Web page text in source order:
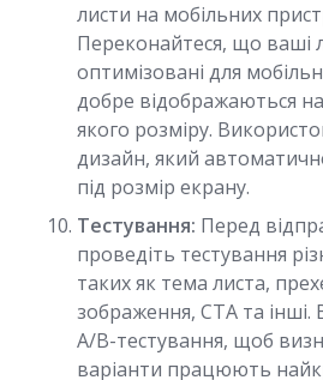
листи на мобільних
Переконайтеся, що ваші
оптимізовані для
добре відображаються
якого розміру.
дизайн, який
під розмір екрану.
Тестування: Перед
проведіть тестування
таких як тема листа,
зображення, CTA та
A/B-тестування, щоб
варіанти працюють